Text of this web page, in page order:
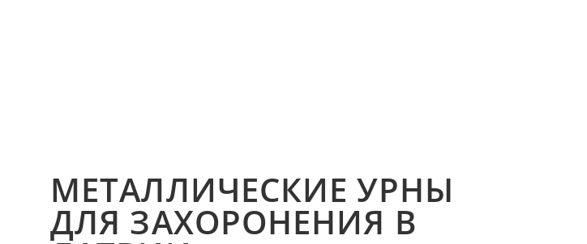
МЕТАЛЛИЧЕСКИЕ УРНЫ
ДЛЯ ЗАХОРОНЕНИЯ В